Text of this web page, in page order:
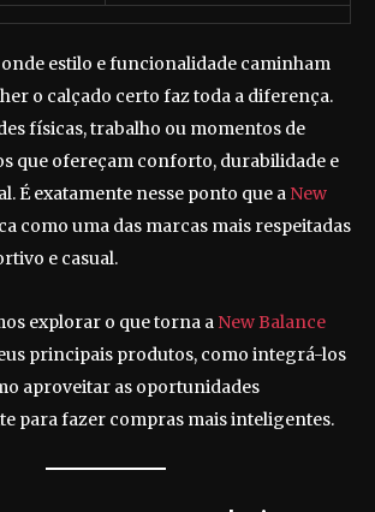
estilo e funcionalidade caminham
o calçado certo faz toda a diferença.
físicas, trabalho ou momentos de
que ofereçam conforto, durabilidade e
É exatamente nesse ponto que a New
como uma das marcas mais respeitadas
e casual.
explorar o que torna a New Balance
principais produtos, como integrá-los
aproveitar as oportunidades
para fazer compras mais inteligentes.